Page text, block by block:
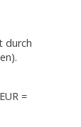
durch
=